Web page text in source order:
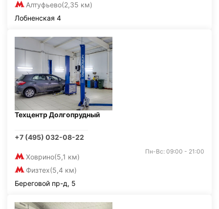
Алтуфьево(2,35 км)
Лобненская 4
Техцентр Долгопрудный
+7 (495) 032-08-22
Ховрино(5,1 км)
Физтех(5,4 км)
Пн-Вс: 09:00 - 21:00
Береговой пр-д, 5